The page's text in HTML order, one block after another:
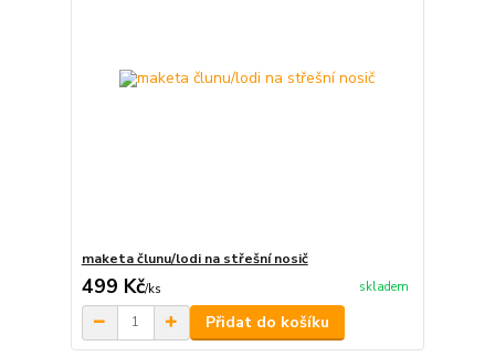
maketa člunu/lodi na střešní nosič
499 Kč/ks skladem
Přidat do košíku